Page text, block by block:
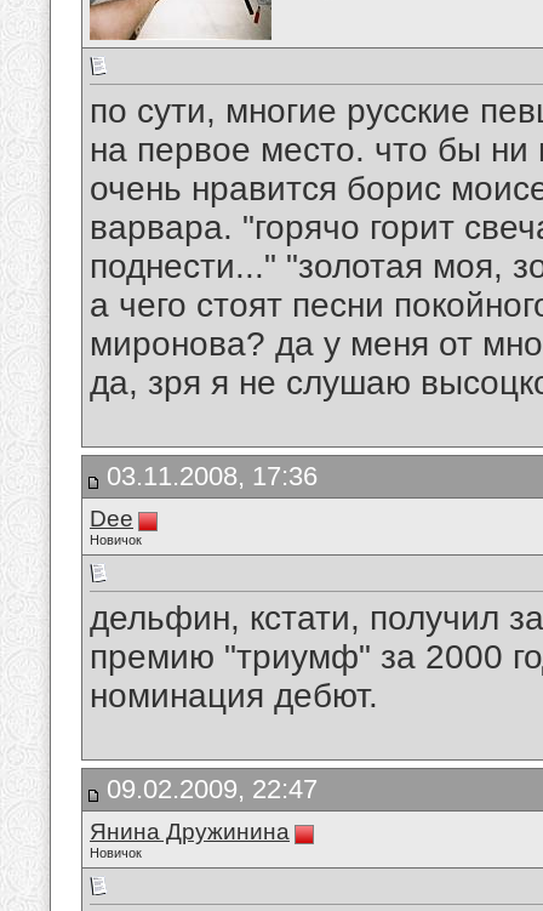
по сути, многие русские
на первое место. что бы
очень нравится борис
варвара. "горячо горит
поднести..." "золотая моя,
а чего стоят песни
миронова? да у меня от
да, зря я не слушаю
03.11.2008, 17:36
Dee
Новичок
дельфин, кстати, получил
премию "триумф" за 2000
номинация дебют.
09.02.2009, 22:47
Янина Дружинина
Новичок